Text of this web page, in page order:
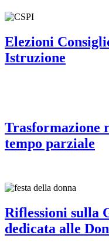
Elezioni
Istruzione
Trasformazione
tempo parziale
Riflessioni sulla
dedicata alle